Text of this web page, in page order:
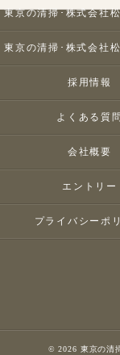
採用情報
よくある質問
会社概要
エントリー
プライバシーポ
© 2026 東京の清